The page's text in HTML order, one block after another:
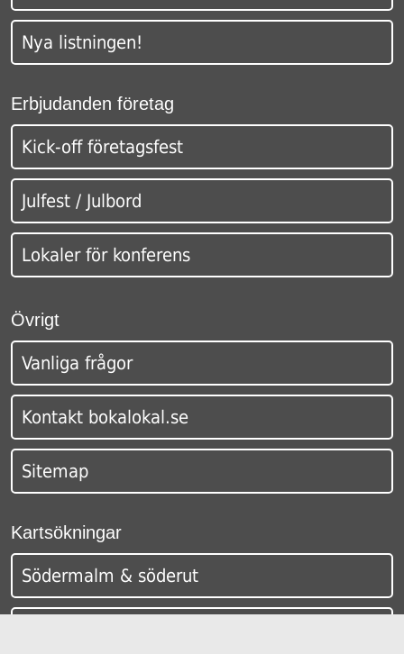
Nya listningen!
Erbjudanden företag
Kick-off företagsfest
Julfest / Julbord
Lokaler för konferens
Övrigt
Vanliga frågor
Kontakt bokalokal.se
Sitemap
Kartsökningar
Södermalm & söderut